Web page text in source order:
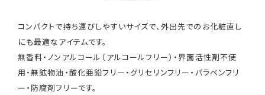
コンパクトで持ち運びしやすいサイズで、外出先でのお化粧直し
にも最適なアイテムです。
無香料・ノンアルコール（アルコールフリー）・界面活性剤不使
用・無鉱物油・酸化亜鉛フリー・グリセリンフリー・パラベンフリ
ー・防腐剤フリーです。